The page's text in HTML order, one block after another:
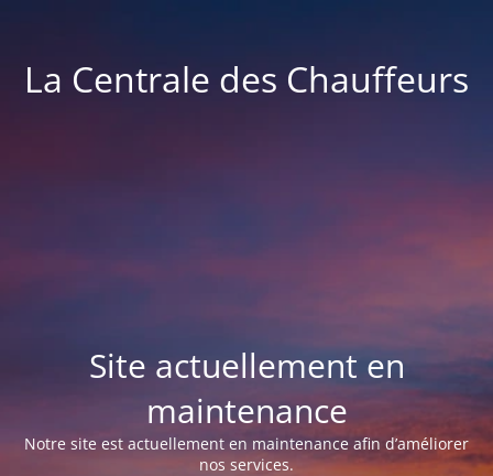
La Centrale des Chauffeurs
Site actuellement en
maintenance
Notre site est actuellement en maintenance afin d’améliorer
nos services.